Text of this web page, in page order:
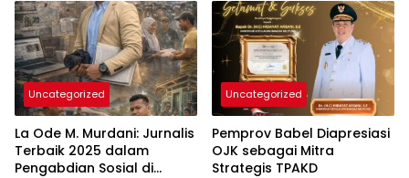
Uncategorized
La Ode M. Murdani: Jurnalis
Terbaik 2025 dalam
Pengabdian Sosial di
Uncategorized
Pemprov Babel Diapresiasi
OJK sebagai Mitra
Strategis TPAKD